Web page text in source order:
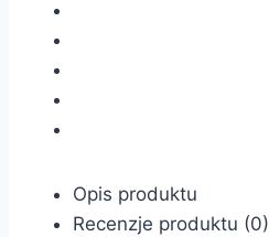
Opis produktu
Recenzje produktu (0)